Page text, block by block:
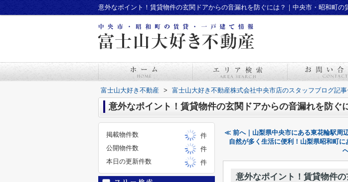
意外なポイント！賃貸物件の玄関ドアからの音漏れを防ぐには？｜中央市・昭和町
富士山大好き不動産 > 富士山大好き不動産株式会社中央市店のスタッフブログ記事
意外なポイント！賃貸物件の玄関ドアからの音漏れを防ぐ
≪ 前へ｜山梨県中央市にある東花輪駅周
自然が多く生活に便利！山梨県昭和町
意外なポイント！賃貸物件
掲載物件数
件
公開物件数
件
本日の更新件数
件